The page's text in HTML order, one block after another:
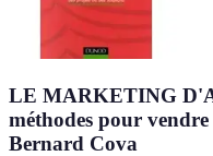
LE MARKETING
méthodes pour
Bernard Cova